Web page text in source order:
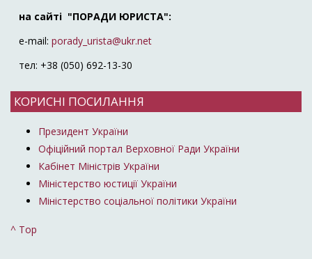
на сайті "ПОРАДИ ЮРИСТА":
e-mail: porady_urista@ukr.net
тел: +38 (050) 692-13-30
КОРИСНІ ПОСИЛАННЯ
Президент України
Офіційний портал Верховної Ради України
Кабінет Міністрів України
Міністерство юстиції України
Міністерство соціальної політики України
^ Top